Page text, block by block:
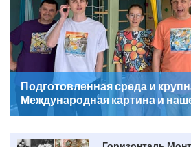
Подготовленная среда и
Международная картина и